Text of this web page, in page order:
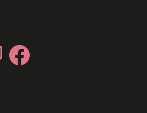
Facebook